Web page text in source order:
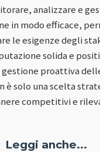
analizzare e
in modo efficace,
le esigenze degli
solida e
proattiva
è solo una scelta
competitivi e
Leggi anche...